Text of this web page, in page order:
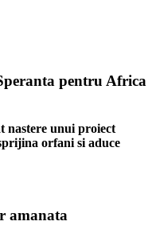
pentru Africa
nastere unui proiect
orfani si aduce
amanata